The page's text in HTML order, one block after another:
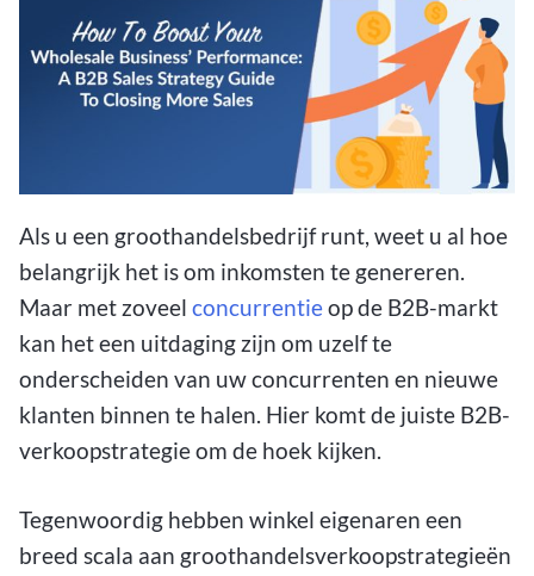
Als u een groothandelsbedrijf runt, weet u al hoe
belangrijk het is om inkomsten te genereren.
Maar met zoveel concurrentieop de B2B-markt
kan het een uitdaging zijn om uzelf te
onderscheiden van uw concurrenten en nieuwe
klanten binnen te halen. Hier komt de juiste B2B-
verkoopstrategie om de hoek kijken.
Tegenwoordig hebben winkel eigenaren een
breed scala aan groothandelsverkoopstrategieën